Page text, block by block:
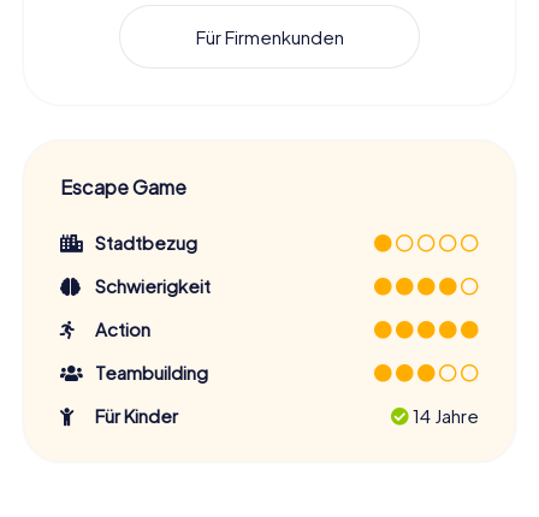
Für Firmenkunden
Escape Game
Stadtbezug
Schwierigkeit
Action
Teambuilding
Für Kinder
14 Jahre